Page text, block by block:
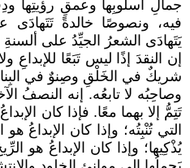
جمالِ أسلوبِها وعمقِ رؤيتِها
فيه، ونصوصًا خالدةً تَتَهادَى
يَتَهادَى الشعرُ الجيِّدُ على
إن النقدَ إذًا ليس تَبَعًا
شريكٌ في الخَلْقِ وصِنوٌ في
وصاحِبُه لا تابعُه. إنه النصفُ
تَتِمُّ إلا بهما معًا. فإذا كان
التي تُنْبِتُه؛ وإذا كان الإبداعُ
يُذْكِيها؛ وإذا كان الإبداعُ هو